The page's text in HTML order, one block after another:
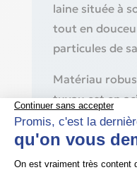
laine située à
tout en
particules de
Matériau
tuyau est en
ce qui signifie
de formation
l’eau. De plus,